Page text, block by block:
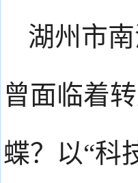
湖州市
曾面临着
蝶？以“科